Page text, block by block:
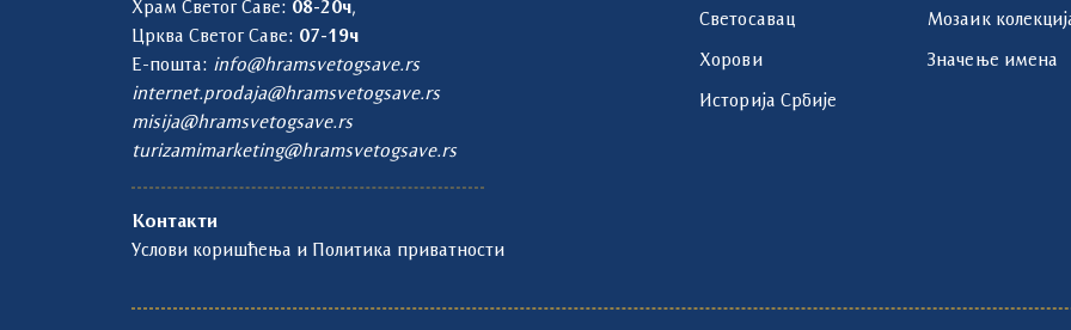
Храм Светог Саве: 08-20ч,
Црква Светог Саве: 07-19ч
Е-пошта: info@hramsvetogsave.rs
internet.prodaja@hramsvetogsave.rs
misija@hramsvetogsave.rs
turizamimarketing@hramsvetogsave.rs
Контакти
Услови коришћења и Политика приватности
Светосавац
Хорови
Историја Србије
Мозаик
Значење имена